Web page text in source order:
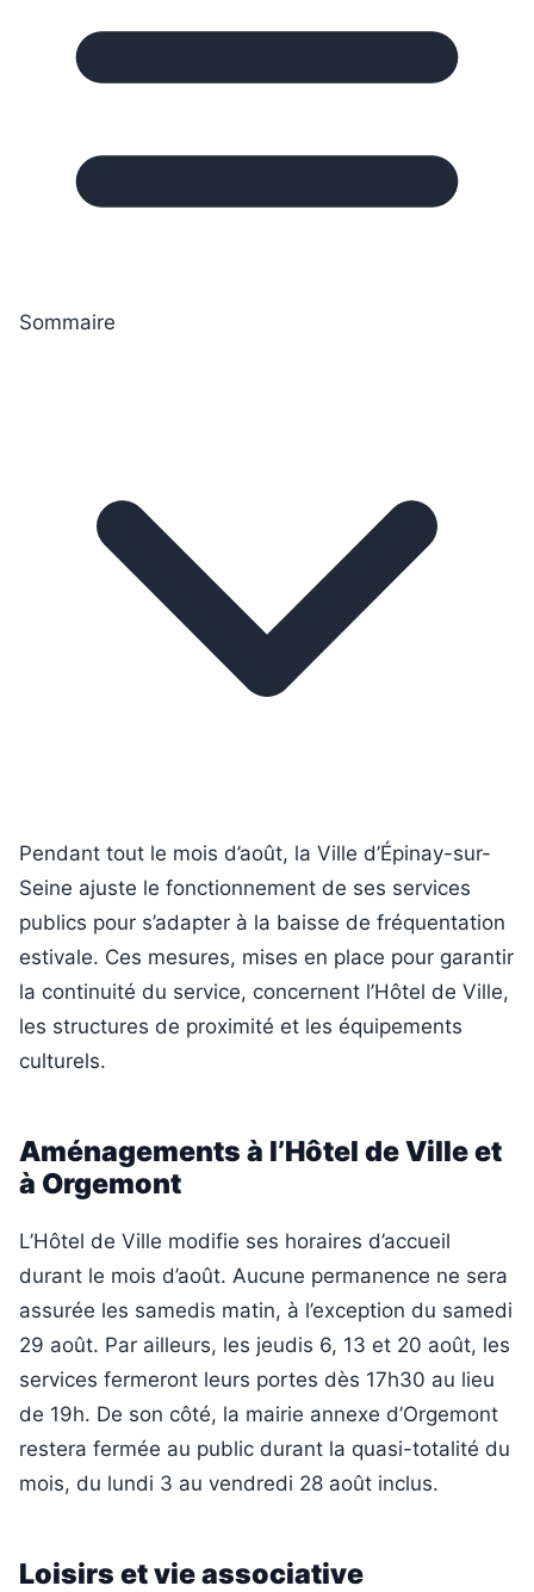
Sommaire
Pendant tout le mois d’août, la Ville d’Épinay-sur-
Seine ajuste le fonctionnement de ses services
publics pour s’adapter à la baisse de fréquentation
estivale. Ces mesures, mises en place pour garantir
la continuité du service, concernent l’Hôtel de Ville,
les structures de proximité et les équipements
culturels.
Aménagements à l’Hôtel de Ville et
à Orgemont
L’Hôtel de Ville modifie ses horaires d’accueil
durant le mois d’août. Aucune permanence ne sera
assurée les samedis matin, à l’exception du samedi
29 août. Par ailleurs, les jeudis 6, 13 et 20 août, les
services fermeront leurs portes dès 17h30 au lieu
de 19h. De son côté, la mairie annexe d’Orgemont
restera fermée au public durant la quasi-totalité du
mois, du lundi 3 au vendredi 28 août inclus.
Loisirs et vie associative